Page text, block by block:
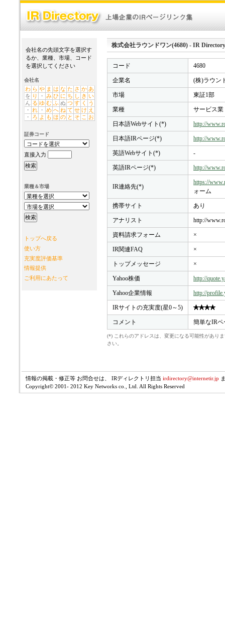
会社名の先頭文字を選択す
るか、業種、市場、コード
を選択してください
会社名
わ ら や ま は な た さ か あ
を り ・ み ひ に ち し き い
ん る ゆ む ふ ぬ つ す く
う
・ れ ・ め へ ね て せ け え
・
ろ よ も ほ の と そ こ お
証券コード
直接入力
業種＆市場
トップへ戻る
使い方
充実度評価基準
情報提供
ご利用にあたって
株式会社ラウンドワン(4680) - IR Directory
コード 4680
企業名 (株)ラウン
市場 東証1部
業種 サービス業
日本語Webサイト(*) http://
日本語IRページ(*) http://
英語Webサイト(*) -
英語IRページ(*) http://
IR連絡先(*)
https://
ォーム
携帯サイト あり
アナリスト http://
資料請求フォーム ×
IR関連FAQ ×
トップメッセージ ×
Yahoo株価 http://
Yahoo企業情報 http://
IRサイトの充実度(星0～5)
コメント 簡単なIRペ
(*) これらのアドレスは、変更になる可能性があり
さい。
情報の掲載・修正等 お問合せは、 IRディレクトリ担当 irdirectory@internetir.jp
Copyright© 2001- 2012 Key Networks co., Ltd. All Rights Reserved